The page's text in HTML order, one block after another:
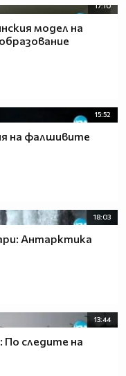
17:10
модел на
15:52
на фалшивите
18:03
Антарктика
13:44
По следите на